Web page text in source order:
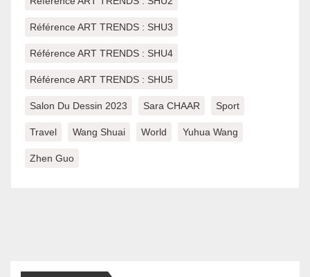
Référence ART TRENDS : SHU3
Référence ART TRENDS : SHU4
Référence ART TRENDS : SHU5
Salon Du Dessin 2023 Sara CHAAR Sport
Travel Wang Shuai World Yuhua Wang
Zhen Guo